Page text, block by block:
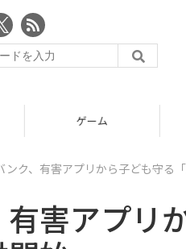
ゲーム
ンク、有害アプリから子ども守る
害アプリ